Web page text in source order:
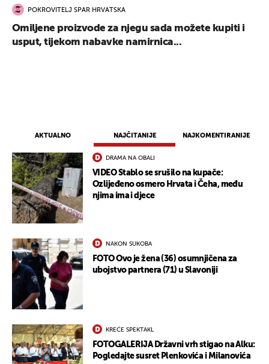
AKTUALNO NAJČITANIJE NAJKOMENTIRANIJE
DRAMA NA OBALI
VIDEO Stablo se srušilo na kupače:
Ozlijeđeno osmero Hrvata i Čeha, među
njima ima i djece
NAKON SUKOBA
FOTO Ovo je žena (36) osumnjičena za
ubojstvo partnera (71) u Slavoniji
KREĆE SPEKTAKL
FOTOGALERIJA Državni vrh stigao na Alku:
Pogledajte susret Plenkovića i Milanovića
POKROVITELJ SPAR HRVATSKA
Omiljene proizvode za njegu sada možete kupiti i
usput, tijekom nabavke namirnica...
UKLJUČITE NOTIFIKACIJE